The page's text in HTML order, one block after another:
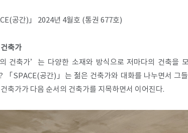
공간)」 2024년 4월호 (통권 677호)
축가
건축가’는 다양한 소재와 방식으로 저마다의 건축을
「SPACE(공간)」는 젊은 건축가와 대화를 나누면서 그
축가가 다음 순서의 건축가를 지목하면서 이어진다.